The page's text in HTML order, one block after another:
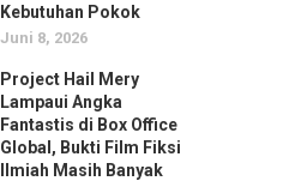
Kebutuhan Pokok
Juni 8, 2026
Project Hail Mery
Lampaui Angka
Fantastis di Box Office
Global, Bukti Film Fiksi
Ilmiah Masih Banyak